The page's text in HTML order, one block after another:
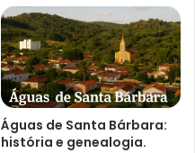
Águas de Santa Bárbara:
história e genealogia.